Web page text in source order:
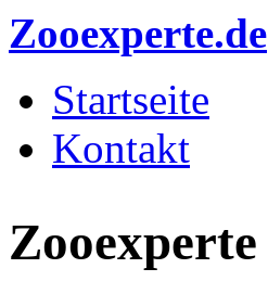
Direkt zum Inhalt
Zooexperte.de
Hauptmenü
Startseite
Kontakt
Zooexperte